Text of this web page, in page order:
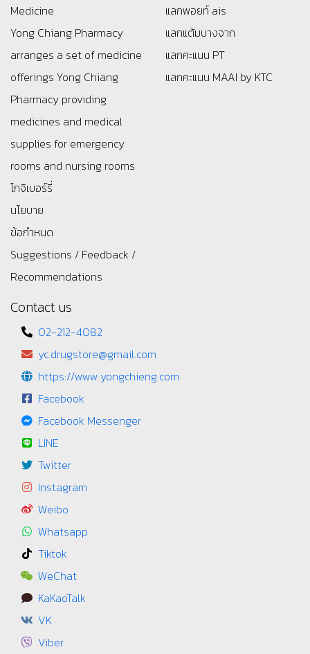
Medicine
Yong Chiang Pharmacy
arranges a set of medicine
offerings Yong Chiang
Pharmacy providing
medicines and medical
supplies for emergency
rooms and nursing rooms
โกจิเบอร์รี่
นโยบาย
ข้อกำหนด
Suggestions / Feedback /
Recommendations
แลกพอยท์ ais
แลกแต้มบางจาก
แลกคะแนน PT
แลกคะแนน MAAI by KTC
Contact us
02-212-4082
yc.drugstore@gmail.com
https://www.yongchieng.com
Facebook
Facebook Messenger
LINE
Twitter
Instagram
Weibo
Whatsapp
Tiktok
WeChat
KaKaoTalk
VK
Viber